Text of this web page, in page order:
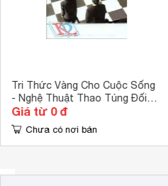
Tri Thức Vàng Cho Cuộc Sống
- Nghệ Thuật Thao Túng Đối
Phương
Giá từ 0 đ
Chưa có nơi bán